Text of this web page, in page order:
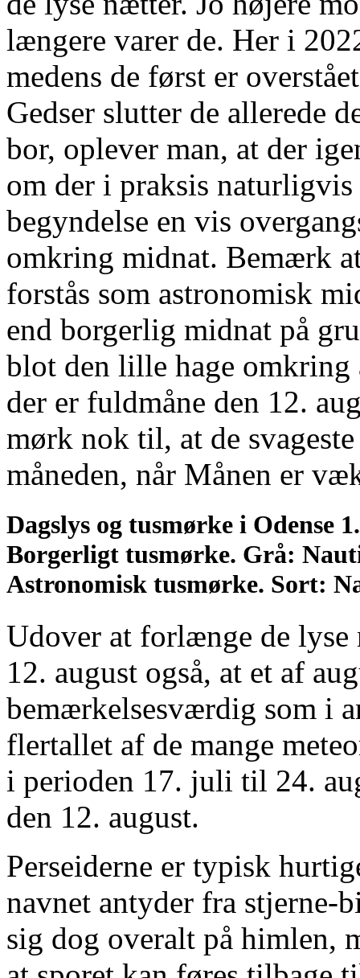
længere varer de. Her i
medens de først er
Gedser slutter de allerede
bor, oplever man, at der
om der i praksis
begyndelse en vis
omkring midnat. Bemærk
forstås som astronomisk
end borgerlig midnat på
blot den lille hage omkring
der er fuldmåne den 12.
mørk nok til, at de
måneden, når Månen er
Dagslys og tusmørke i Odense
Borgerligt tusmørke. Grå:
Astronomisk tusmørke. Sort:
Udover at forlænge de
12. august også, at et af
bemærkelsesværdig som i
flertallet af de mange
i perioden 17. juli til 24.
den 12. august.
Perseiderne er typisk
navnet antyder fra stjerne-
sig dog overalt på himlen,